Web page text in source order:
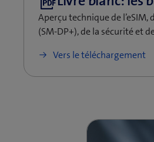
Aperçu technique de
(SM-DP+), de la sécurité et
Vers le téléchargement